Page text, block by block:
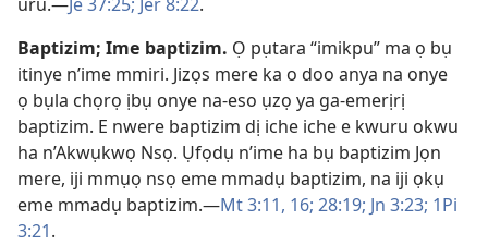
uru.​—Je 37:25; Jer 8:22.
Baptizim; Ime baptizim. Ọ pụtara “imikpu” ma ọ bụ
itinye n’ime mmiri. Jizọs mere ka o doo anya na onye
ọ bụla chọrọ ịbụ onye na-eso ụzọ ya ga-emerịrị
baptizim. E nwere baptizim dị iche iche e kwuru okwu
ha n’Akwụkwọ Nsọ. Ụfọdụ n’ime ha bụ baptizim Jọn
mere, iji mmụọ nsọ eme mmadụ baptizim, na iji ọkụ
eme mmadụ baptizim.​—Mt 3:11, 16; 28:19; Jn 3:23; 1Pi
3:​21.